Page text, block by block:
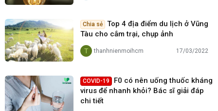
Chia sẻ
Top 4 địa điểm du lịch ở Vũng
Tàu cho cắm trại, chụp ảnh
T thanhnienmoihcm 17/03/2022
COVID-19
F0 có nên uống thuốc kháng
virus để nhanh khỏi? Bác sĩ giải đáp
chi tiết